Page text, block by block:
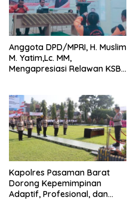
Anggota DPD/MPRI, H. Muslim
M. Yatim,Lc. MM,
Mengapresiasi Relawan KSB
Bencana
Kapolres Pasaman Barat
Dorong Kepemimpinan
Adaptif, Profesional, dan